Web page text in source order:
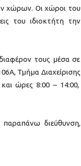
χώρων. Οι χώροι του
του ιδιοκτήτη την
τους μέσα σε
Τμήμα Διαχείρισης
ώρες 8:00 – 14:00,
παραπάνω διεύθυνση,